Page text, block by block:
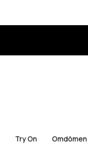
Try On Omdömen